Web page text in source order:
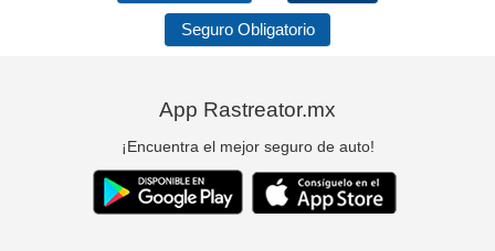
Seguro Obligatorio
App Rastreator.mx
¡Encuentra el mejor seguro de auto!